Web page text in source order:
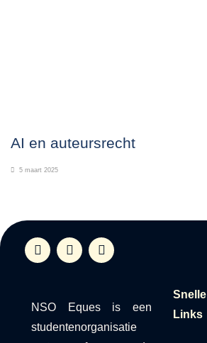
AI en auteursrecht
5 maart 2025
NSO Eques is een
studentenorganisatie
Snelle
Links